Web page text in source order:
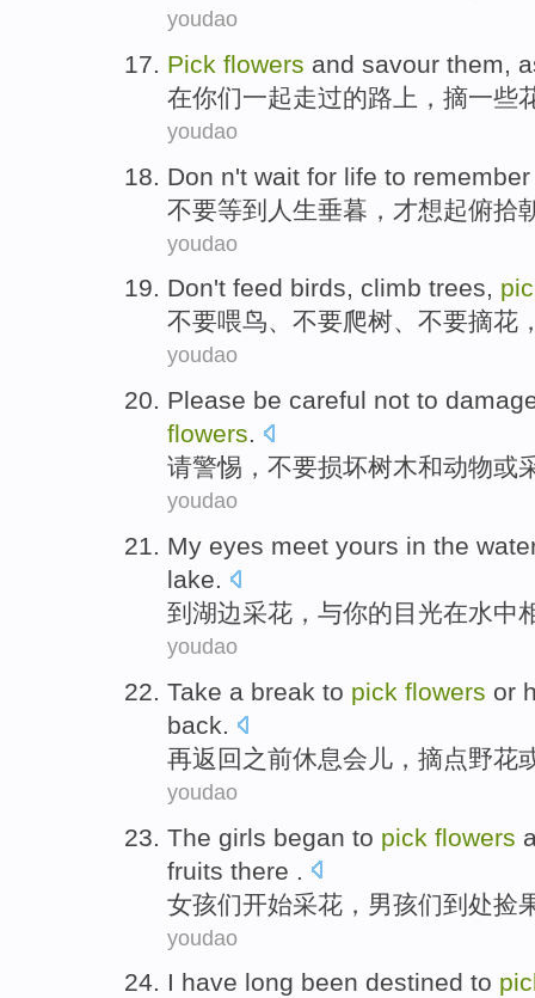
youdao
Pick flowers and savour them,
在你们一起走过的路上， 摘一些
youdao
Don n't wait for life to remember
不要等到 人生垂暮 ，才想起俯拾
youdao
Don't feed birds, climb trees,
不要喂鸟、不要爬树、不要摘花
youdao
Please be careful not to
flowers.
请警惕 ， 不要损坏树木和动物或
youdao
My eyes meet yours in the
lake.
到 湖边采花 ， 与你的目光在水中
youdao
Take a break to pick flowers or
back.
再返回 之前休息会儿， 摘点野花
youdao
The girls began to pick flowers
fruits there .
女孩们开始采花 ， 男孩们到处捡
youdao
I have long been destined to